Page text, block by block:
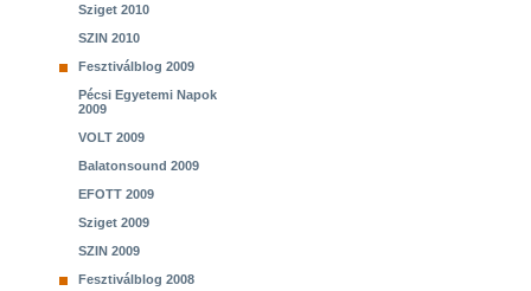
Sziget 2010
SZIN 2010
Fesztiválblog 2009
Pécsi Egyetemi Napok
2009
VOLT 2009
Balatonsound 2009
EFOTT 2009
Sziget 2009
SZIN 2009
Fesztiválblog 2008